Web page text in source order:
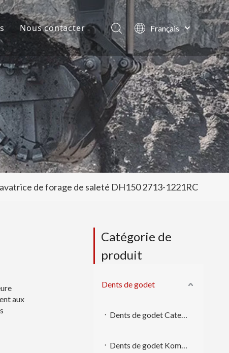
de la société
Nous contacter
Français
English
العربية
Pусский
Español
Português
de forage de saleté DH150 2713-1221RC
aux
Catégorie de
produit
Dents de godet
Dents de godet Caterpillar
Dents de godet Komatsu